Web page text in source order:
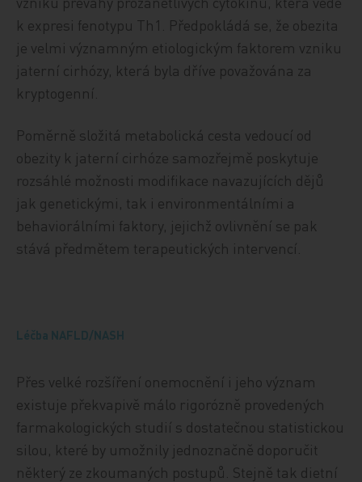
k expresi fenotypu Th1. Předpokládá se, že obezita
je velmi významným etiologickým faktorem vzniku
jaterní cirhózy, která byla dříve považována za
kryptogenní.
Poměrně složitá metabolická cesta vedoucí od
obezity k jaterní cirhóze samozřejmě poskytuje
rozsáhlé možnosti modifikace navazujících dějů
jak genetickými, tak i environmentálními a
behaviorálními faktory, jejichž ovlivnění se pak
stává předmětem terapeutických intervencí.
Léčba NAFLD/NASH
Přes velké rozšíření onemocnění i jeho význam
existuje překvapivě málo rigorózně provedených
farmakologických studií s dostatečnou statistickou
silou, které by umožnily jednoznačně doporučit
některý ze zkoumaných postupů. Stejně tak dietní